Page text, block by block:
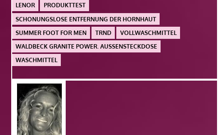
LENOR
PRODUKTTEST
SCHONUNGSLOSE ENTFERNUNG DER HORNHAUT
SUMMER FOOT FOR MEN
TRND
VOLLWASCHMITTEL
WALDBECK GRANITE POWER. AUSSENSTECKDOSE
WASCHMITTEL